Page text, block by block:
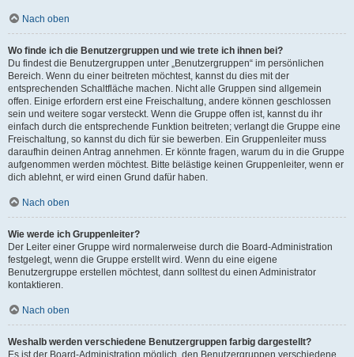
Nach oben
Wo finde ich die Benutzergruppen und wie trete ich ihnen bei?
Du findest die Benutzergruppen unter „Benutzergruppen“ im persönlichen
Bereich. Wenn du einer beitreten möchtest, kannst du dies mit der
entsprechenden Schaltfläche machen. Nicht alle Gruppen sind allgemein
offen. Einige erfordern erst eine Freischaltung, andere können geschlossen
sein und weitere sogar versteckt. Wenn die Gruppe offen ist, kannst du ihr
einfach durch die entsprechende Funktion beitreten; verlangt die Gruppe eine
Freischaltung, so kannst du dich für sie bewerben. Ein Gruppenleiter muss
daraufhin deinen Antrag annehmen. Er könnte fragen, warum du in die Gruppe
aufgenommen werden möchtest. Bitte belästige keinen Gruppenleiter, wenn er
dich ablehnt, er wird einen Grund dafür haben.
Nach oben
Wie werde ich Gruppenleiter?
Der Leiter einer Gruppe wird normalerweise durch die Board-Administration
festgelegt, wenn die Gruppe erstellt wird. Wenn du eine eigene
Benutzergruppe erstellen möchtest, dann solltest du einen Administrator
kontaktieren.
Nach oben
Weshalb werden verschiedene Benutzergruppen farbig dargestellt?
Es ist der Board-Administration möglich, den Benutzergruppen verschiedene